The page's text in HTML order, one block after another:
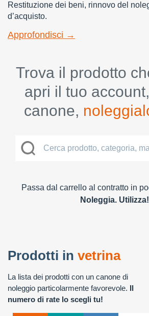
Restituzione dei beni, rinnovo del
d’acquisto.
Approfondisci →
Trova il prodotto
apri il tuo account,
canone,
Passa dal carrello al contratto in
Noleggia. Utilizza!
Prodotti in vetrina
La lista dei prodotti con un canone di
noleggio particolarmente favorevole. Il
numero di rate lo scegli tu!